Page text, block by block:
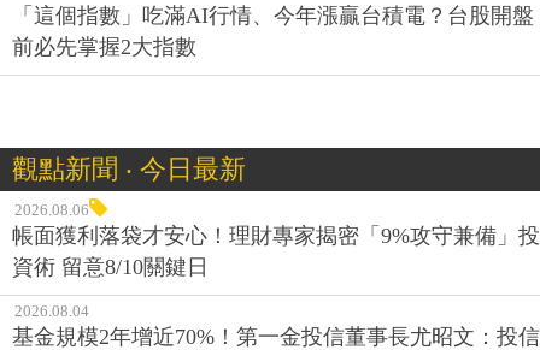
「這個指數」吃滿AI行情、今年漲贏台積電？台股開盤
前必先掌握2大指數
觀點新聞 ‧ 今日最新
2026.08.06
帳面獲利落袋才安心！理財專家揭密「9%攻守兼備」投
資術 留意8/10關鍵日
2026.08.04
基金規模2年增近70%！第一金投信董事長尤昭文：投信